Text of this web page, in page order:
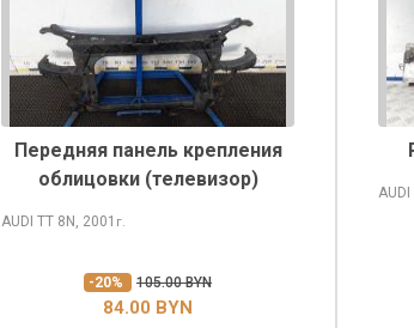
Передняя панель крепления
облицовки (телевизор)
AUDI TT 8N, 2001 г.
-20% 105.00 BYN
84.00 BYN
AUDI